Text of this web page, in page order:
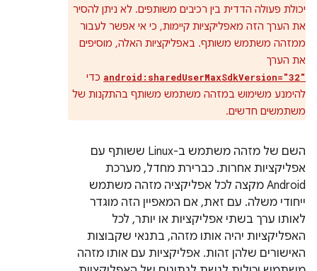
יכולת פעולה הדדית בין רכיבים משותפים. לא ניתן להסיר
את הערך הזה מאפליקציות קיימות, כי אי אפשר לעבור
ממזהה משתמש משותף. באפליקציות האלה, מוסיפים
את הערך
android:sharedUserMaxSdkVersion="32" כדי
להימנע משימוש במזהה משתמש משותף בהתקנות של
משתמשים חדשים.
השם של מזהה משתמש ב-Linux ששותף עם
אפליקציות אחרות. כברירת מחדל, מערכת
Android מקצה לכל אפליקציה מזהה משתמש
ייחודי משלה. עם זאת, אם המאפיין הזה מוגדר
לאותו ערך בשתי אפליקציות או יותר, לכל
האפליקציות יהיה אותו מזהה, בתנאי שקבוצות
האישורים שלהן זהות. אפליקציות עם אותו מזהה